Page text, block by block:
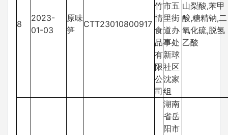
8
2023-
01-03
原味
笋
CTT23010800917
竹
情
食
品
有
限
公
司
市五
里街
道办
事处
新球
社区
沈家
组
山梨酸,苯甲
酸,糖精钠,二
氧化硫,脱氢
乙酸
湖南
省岳
阳市